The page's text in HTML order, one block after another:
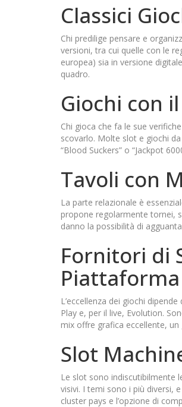
Classici
Chi predilige pensare e
versioni, tra cui quelle con le
europea) sia in versione
quadro.
Giochi con
Chi gioca che fa le sue
scovarlo. Molte slot e giochi
“Blood Suckers” o “Jackpot
Tavoli con
La parte relazionale è
propone regolarmente tornei,
danno la possibilità di
Fornitori di
Piattaforma
L’eccellenza dei giochi
Play e, per il live, Evolution.
mix offre grafica eccellente,
Slot
Le slot sono indiscutibilmente
visivi. I temi sono i più diversi,
cluster pays e l’opzione di